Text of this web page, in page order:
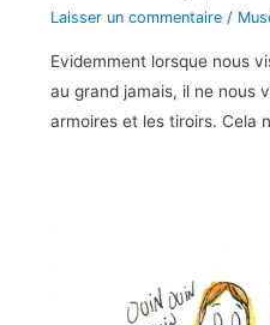
Laisser un commentaire /
Evidemment lorsque nous
au grand jamais, il ne nous
armoires et les tiroirs. Cela